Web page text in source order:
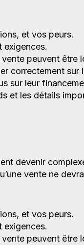
et vos peurs.
exigences.
peuvent être
correctement sur
sur leur
et les détails
devenir
vente ne
et vos peurs.
exigences.
peuvent être